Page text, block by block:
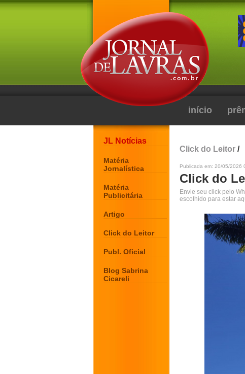
início
JL Notícias
Matéria
Jornalística
Matéria
Publicitária
Artigo
Click do Leitor
Publ. Oficial
Blog Sabrina
Cicareli
Click do Leitor /
Publicada em: 20/05/2026
Click do
Envie seu click pelo
escolhido para estar